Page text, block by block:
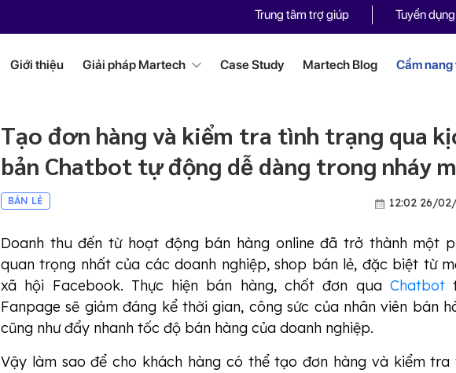
Trung tâm trợ giúp Tuyển dụng
Giới thiệu Giải pháp Martech Case Study Martech Blog Cẩm
Tạo đơn hàng và kiểm tra tình trạng qua
bản Chatbot tự động dễ dàng trong nháy
BÁN LẺ 12:02 26/
Doanh thu đến từ hoạt động bán hàng online đã trở thành một
quan trọng nhất của các doanh nghiệp, shop bán lẻ, đặc biệt từ
xã hội Facebook. Thực hiện bán hàng, chốt đơn qua Chatbot
Fanpage sẽ giảm đáng kể thời gian, công sức của nhân viên bán
cũng như đẩy nhanh tốc độ bán hàng của doanh nghiệp.
Vậy làm sao để cho khách hàng có thể tạo đơn hàng và kiểm tra